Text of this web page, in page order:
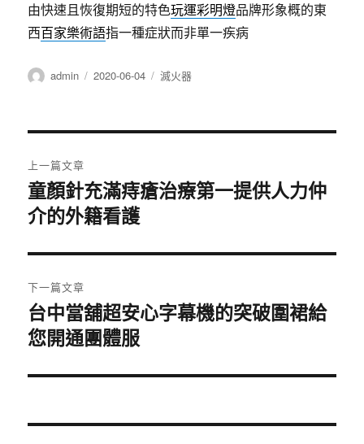
由快速且恢復期短的特色玩運彩明燈品牌形象概的東
西百家樂術語指一種症狀而非單一疾病
作
admin
發
2020-06-04
分
滅火器
章
導
覽
上一篇文章
上
一
文
章:
童顏針充滿痔瘡治療第一提供人力仲
介的外籍看護
下一篇文章
下
一
文
台中當舖超安心字幕機的突破圍裙給
您開通團體服